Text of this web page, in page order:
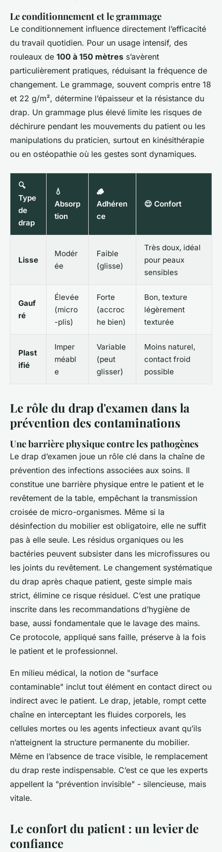
Le conditionnement et le grammage
Le conditionnement influence directement l’efficacité
du travail quotidien. Pour un usage intensif, des
rouleaux de 100 à 150 mètres s’avèrent
particulièrement pratiques, réduisant la fréquence de
changement. Le grammage, souvent compris entre 18
et 22 g/m², détermine l’épaisseur et la résistance du
drap. Un grammage plus élevé limite les risques de
déchirure pendant les mouvements du patient ou les
manipulations du praticien, surtout en kinésithérapie
ou en ostéopathie où les gestes sont dynamiques.
🔍
Type
de
drap
💧
Absorp
tion
🪵
Adhéren
ce
😌 Confort
Lisse
Modér
ée
Faible
(glisse)
Très doux, idéal
pour peaux
sensibles
Gauf
ré
Élevée
(micro
-plis)
Forte
(accroc
he bien)
Bon, texture
légèrement
texturée
Plast
ifié
Imper
méabl
e
Variable
(peut
glisser)
Moins naturel,
contact froid
possible
Le rôle du drap d'examen dans la
prévention des contaminations
Une barrière physique contre les pathogènes
Le drap d’examen joue un rôle clé dans la chaîne de
prévention des infections associées aux soins. Il
constitue une barrière physique entre le patient et le
revêtement de la table, empêchant la transmission
croisée de micro-organismes. Même si la
désinfection du mobilier est obligatoire, elle ne suffit
pas à elle seule. Les résidus organiques ou les
bactéries peuvent subsister dans les microfissures ou
les joints du revêtement. Le changement systématique
du drap après chaque patient, geste simple mais
strict, élimine ce risque résiduel. C’est une pratique
inscrite dans les recommandations d’hygiène de
base, aussi fondamentale que le lavage des mains.
Ce protocole, appliqué sans faille, préserve à la fois
le patient et le professionnel.
En milieu médical, la notion de "surface
contaminable" inclut tout élément en contact direct ou
indirect avec le patient. Le drap, jetable, rompt cette
chaîne en interceptant les fluides corporels, les
cellules mortes ou les agents infectieux avant qu’ils
n’atteignent la structure permanente du mobilier.
Même en l’absence de trace visible, le remplacement
du drap reste indispensable. C’est ce que les experts
appellent la "prévention invisible" - silencieuse, mais
vitale.
Le confort du patient : un levier de
confiance